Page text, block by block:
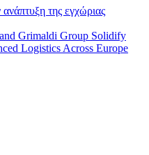
της εγχώριας
Grimaldi Group Solidify
Logistics Across Europe